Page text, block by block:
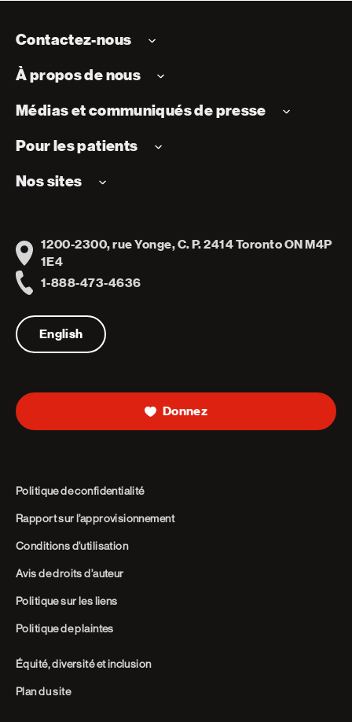
Contactez-nous
À propos de nous
Médias et communiqués de presse
Pour les patients
Nos sites
Address
1200-2300, rue Yonge, C. P. 2414 Toronto ON M4P
1E4
1-888-473-4636
English
Donnez
Politique de confidentialité
Rapport sur l’approvisionnement
Conditions d’utilisation
Avis de droits d’auteur
Politique sur les liens
Politique de plaintes
Équité, diversité et inclusion
Plan du site